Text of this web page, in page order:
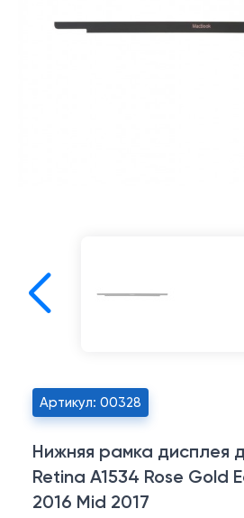
Артикул: 00328
Нижняя рамка дисплея
Retina A1534 Rose Gold
2016 Mid 2017